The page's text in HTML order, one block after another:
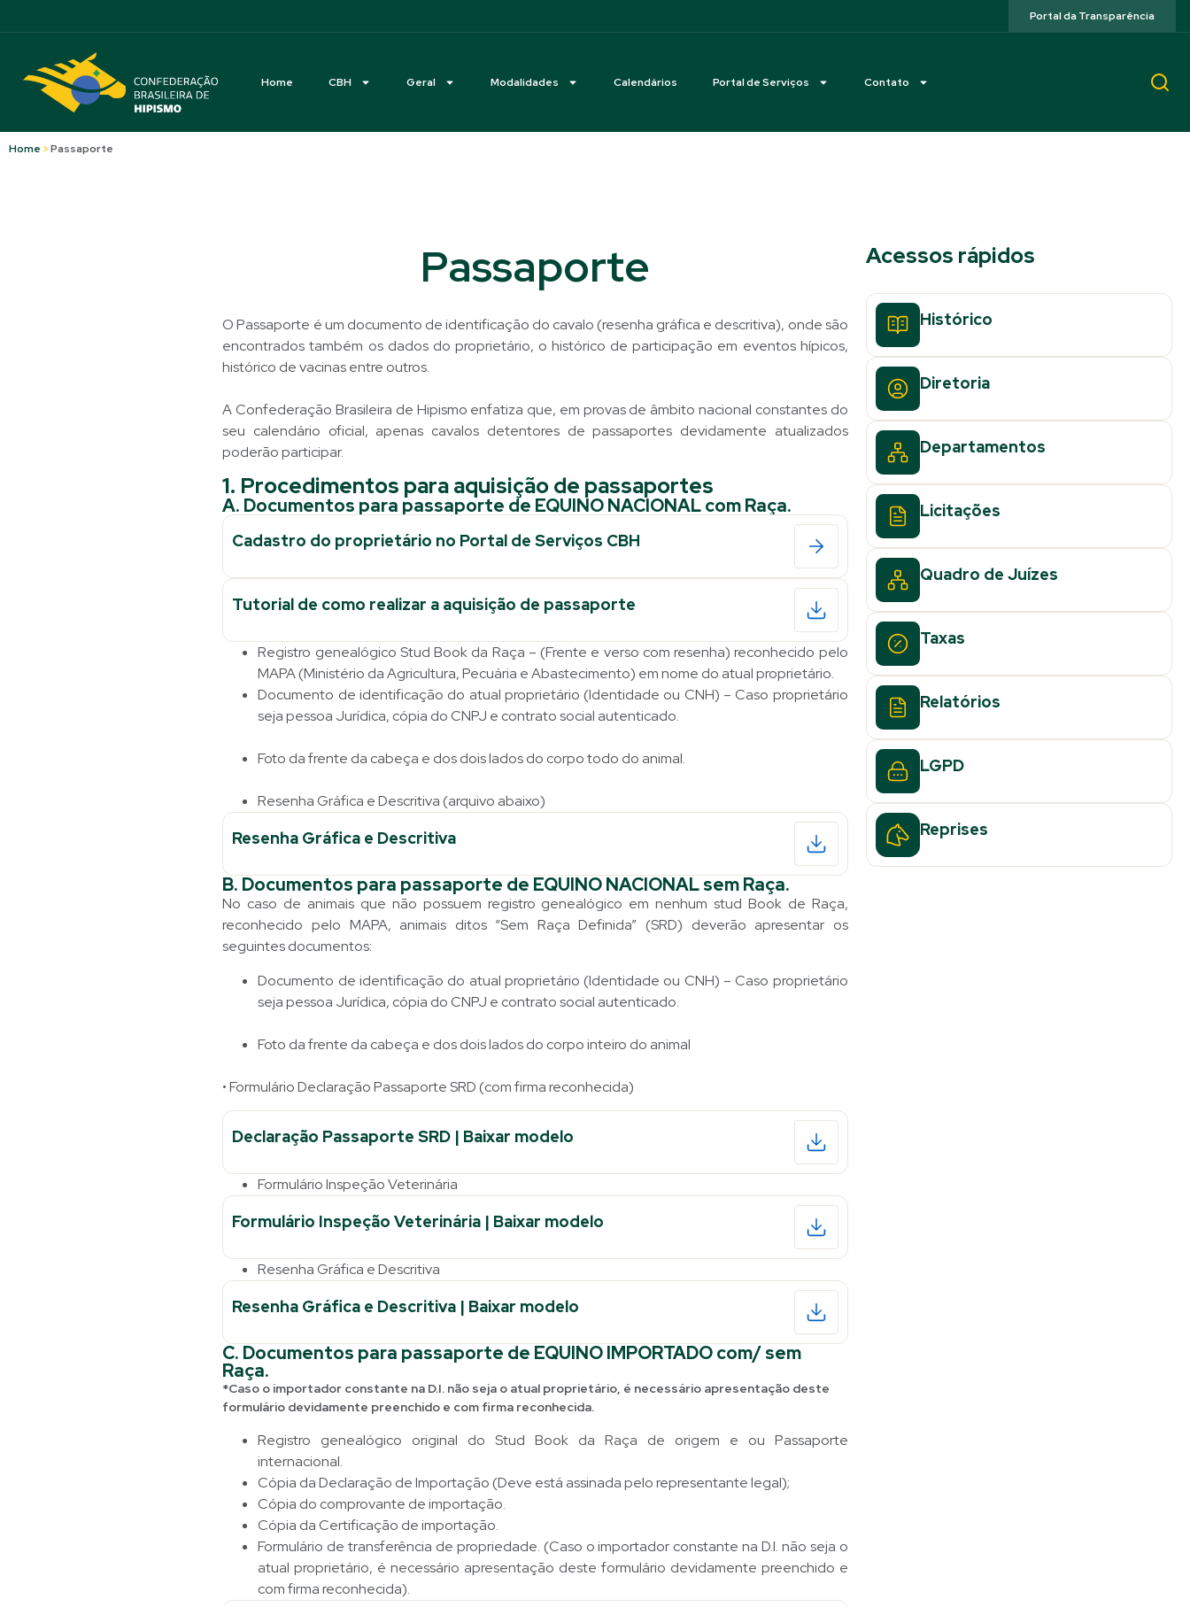
Portal da Transparência
Home CBH Geral Modalidades Calendários Portal de Serviços Contato
Home >Passaporte
Passaporte
O Passaporte é um documento de identificação do cavalo (resenha gráfica e descritiva), onde são
encontrados também os dados do proprietário, o histórico de participação em eventos hípicos,
histórico de vacinas entre outros.
A Confederação Brasileira de Hipismo enfatiza que, em provas de âmbito nacional constantes do
seu calendário oficial, apenas cavalos detentores de passaportes devidamente atualizados
poderão participar.
1. Procedimentos para aquisição de passaportes
A. Documentos para passaporte de EQUINO NACIONAL com Raça.
Cadastro do proprietário no Portal de Serviços CBH
Tutorial de como realizar a aquisição de passaporte
Registro genealógico Stud Book da Raça – (Frente e verso com resenha) reconhecido pelo
MAPA (Ministério da Agricultura, Pecuária e Abastecimento) em nome do atual proprietário.
Documento de identificação do atual proprietário (Identidade ou CNH) – Caso proprietário
seja pessoa Jurídica, cópia do CNPJ e contrato social autenticado.
Foto da frente da cabeça e dos dois lados do corpo todo do animal.
Resenha Gráfica e Descritiva (arquivo abaixo)
Resenha Gráfica e Descritiva
B. Documentos para passaporte de EQUINO NACIONAL sem Raça.
No caso de animais que não possuem registro genealógico em nenhum stud Book de Raça,
reconhecido pelo MAPA, animais ditos “Sem Raça Definida” (SRD) deverão apresentar os
seguintes documentos:
Documento de identificação do atual proprietário (Identidade ou CNH) – Caso proprietário
seja pessoa Jurídica, cópia do CNPJ e contrato social autenticado.
Foto da frente da cabeça e dos dois lados do corpo inteiro do animal
• Formulário Declaração Passaporte SRD (com firma reconhecida)
Declaração Passaporte SRD | Baixar modelo
Formulário Inspeção Veterinária
Formulário Inspeção Veterinária | Baixar modelo
Resenha Gráfica e Descritiva
Resenha Gráfica e Descritiva | Baixar modelo
C. Documentos para passaporte de EQUINO IMPORTADO com/ sem
Raça.
*Caso o importador constante na D.I. não seja o atual proprietário, é necessário apresentação deste
formulário devidamente preenchido e com firma reconhecida.
Registro genealógico original do Stud Book da Raça de origem e ou Passaporte
internacional.
Cópia da Declaração de Importação (Deve está assinada pelo representante legal);
Cópia do comprovante de importação.
Cópia da Certificação de importação.
Formulário de transferência de propriedade. (Caso o importador constante na D.I. não seja o
atual proprietário, é necessário apresentação deste formulário devidamente preenchido e
com firma reconhecida).
Acessos rápidos
Histórico
Diretoria
Departamentos
Licitações
Quadro de Juízes
Taxas
Relatórios
LGPD
Reprises